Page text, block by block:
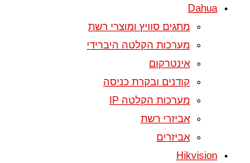
Dahua
מתגים סוויץ ומוצרי רשת
מערכות הקלטה היברידי
אינטרקום
קודנים ובקרת כניסה
מערכות הקלטה IP
אביזרי רשת
אביזרים
Hikvision